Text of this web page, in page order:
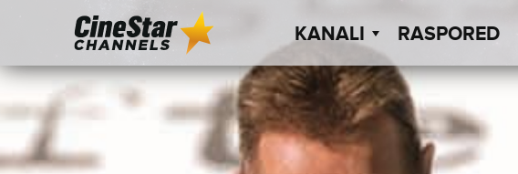
KANALI RASPORED